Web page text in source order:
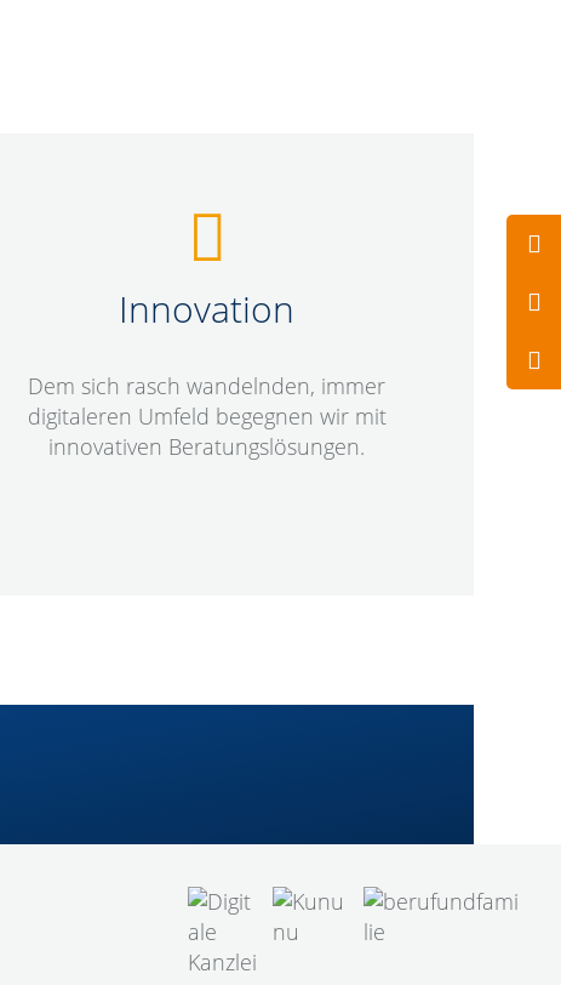
Innovation
Dem sich rasch wandelnden, immer
digitaleren Umfeld begegnen wir mit
innovativen Beratungslösungen.